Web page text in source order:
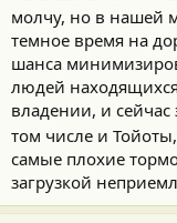
3. Сейчас я езжу
предполагаю, что
решать новый
вопросы, я бы
запчасти были
стоят сумасшедших
фальсификат). По
красного цвета.
молчу, но в нашей
темное время на
шанса
людей
владении, и
том числе и
самые плохие
загрузкой